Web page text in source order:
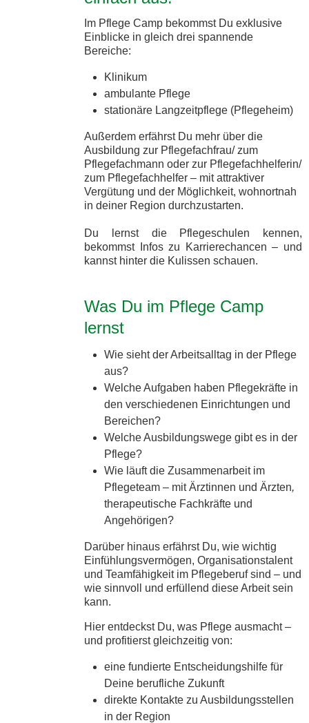
Im Pflege Camp bekommst Du exklusive
Einblicke in gleich drei spannende
Bereiche:
Klinikum
ambulante Pflege
stationäre Langzeitpflege (Pflegeheim)
Außerdem erfährst Du mehr über die
Ausbildung zur Pflegefachfrau/ zum
Pflegefachmann oder zur Pflegefachhelferin/
zum Pflegefachhelfer – mit attraktiver
Vergütung und der Möglichkeit, wohnortnah
in deiner Region durchzustarten.
Du lernst die Pflegeschulen kennen,
bekommst Infos zu Karrierechancen – und
kannst hinter die Kulissen schauen.
Was Du im Pflege Camp
lernst
Wie sieht der Arbeitsalltag in der Pflege
aus?
Welche Aufgaben haben Pflegekräfte in
den verschiedenen Einrichtungen und
Bereichen?
Welche Ausbildungswege gibt es in der
Pflege?
Wie läuft die Zusammenarbeit im
Pflegeteam – mit Ärztinnen und Ärzten,
therapeutische Fachkräfte und
Angehörigen?
Darüber hinaus erfährst Du, wie wichtig
Einfühlungsvermögen, Organisationstalent
und Teamfähigkeit im Pflegeberuf sind – und
wie sinnvoll und erfüllend diese Arbeit sein
kann.
Hier entdeckst Du, was Pflege ausmacht –
und profitierst gleichzeitig von:
eine fundierte Entscheidungshilfe für
Deine berufliche Zukunft
direkte Kontakte zu Ausbildungsstellen
in der Region